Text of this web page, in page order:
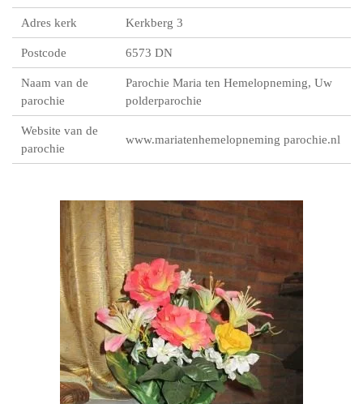
Adres kerk Kerkberg 3
Postcode 6573 DN
Naam van de
parochie
Parochie Maria ten Hemelopneming, Uw
polderparochie
Website van de
parochie
www.mariatenhemelopneming parochie.nl